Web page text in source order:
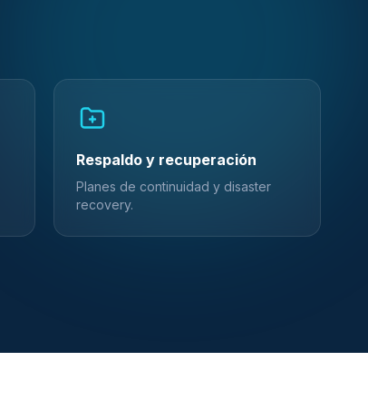
Respaldo y recuperación
Planes de continuidad y disaster
recovery.